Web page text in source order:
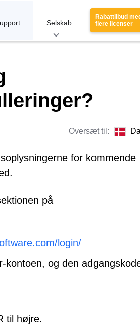
Selskab
Rabattilbud
flere licenser
Oversæt til:
for kommende
på
login/
kontoen, og den
til højre.